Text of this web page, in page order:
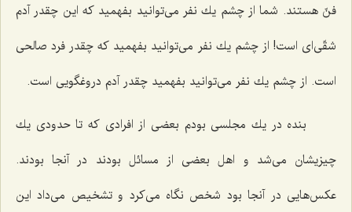
فنّ هستند. شما از چشم یك نفر می‌توانید بفهمید كه این چقدر آدم
شقّی‌ای است! از چشم یك نفر می‌توانید بفهمید كه چقدر فرد صالحی
است. از چشم یك نفر می‌توانید بفهمید چقدر آدم دروغگویی است.
بنده در یك مجلسی بودم بعضی از افرادی كه تا حدودی یك
چیزیشان می‌شد و اهل بعضی از مسائل بودند در آنجا بودند.
عكس‌هایی در آنجا بود شخص نگاه می‌كرد و تشخیص می‌داد این